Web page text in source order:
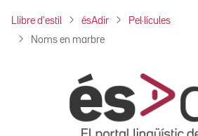
Llibre d'estil ésAdir Pel·lícules
Noms en marbre